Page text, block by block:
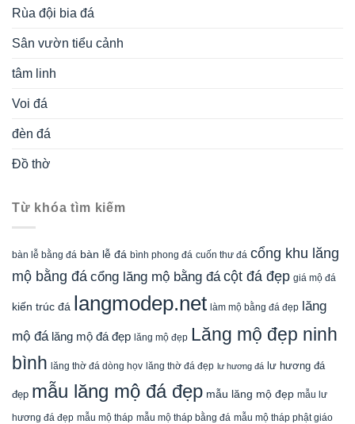
Rùa đội bia đá
Sân vườn tiểu cảnh
tâm linh
Voi đá
đèn đá
Đồ thờ
Từ khóa tìm kiếm
bàn lễ bằng đá bàn lễ đá bình phong đá cuốn thư đá cổng khu lăng
mộ bằng đá cổng lăng mộ bằng đá cột đá đẹp giá mộ đá
kiến trúc đá langmodep.net làm mộ bằng đá đẹp lăng
mộ đá lăng mộ đá đẹp lăng mộ đẹp Lăng mộ đẹp ninh
bình lăng thờ đá dòng họv lăng thờ đá đẹp lư hương đá lư hương đá
đẹp mẫu lăng mộ đá đẹp mẫu lăng mộ đẹp mẫu lư
hương đá đẹp mẫu mộ tháp mẫu mộ tháp bằng đá mẫu mộ tháp phật giáo